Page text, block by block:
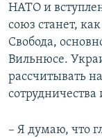
НАТО и
союз станет,
Свобода,
Вильнюсе.
рассчитывать
– Я думаю, что